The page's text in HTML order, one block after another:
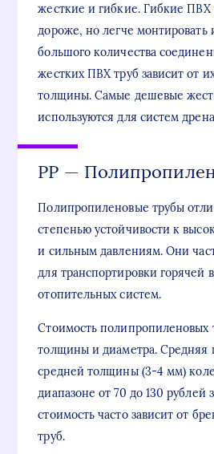
жесткие и гибкие. Гибкие ПВХ
дороже, но легче монтировать
большого количества
жестких ПВХ труб зависит от
толщины. Самые дешевые
используются для систем
РР —
Полипропиленовые трубы
степенью устойчивости к
и сильным давлениям. Они
для транспортировки горячей
отопительных систем.
Стоимость полипропиленовых
толщины и диаметра. Средняя
средней толщины (3-4 мм)
диапазоне от 70 до 130 рублей
стоимость часто зависит от
труб.